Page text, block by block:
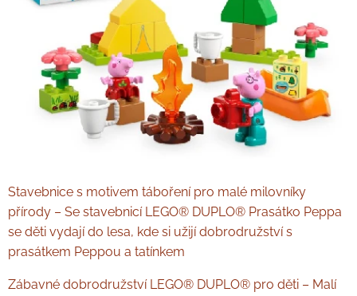
Stavebnice s motivem táboření pro malé milovníky
přírody – Se stavebnicí LEGO® DUPLO® Prasátko Peppa
se děti vydají do lesa, kde si užijí dobrodružství s
prasátkem Peppou a tatínkem
Zábavné dobrodružství LEGO® DUPLO® pro děti – Malí